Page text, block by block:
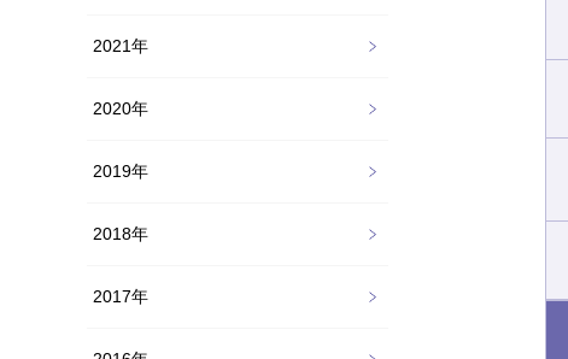
2021年
2020年
2019年
2018年
2017年